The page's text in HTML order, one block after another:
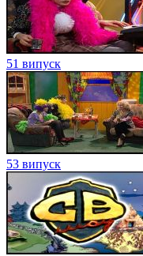
51 випуск
53 випуск